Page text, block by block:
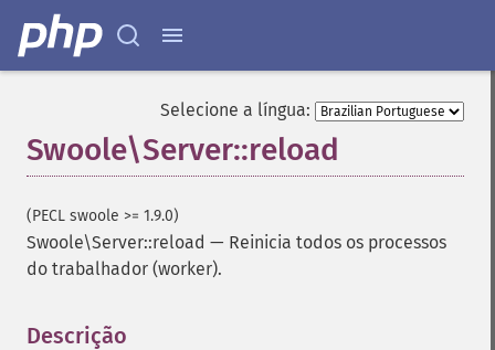
Selecione a língua:
Swoole\Server::reload
(PECL swoole >= 1.9.0)
Swoole\Server::reload — Reinicia todos os processos
do trabalhador (worker).
Descrição